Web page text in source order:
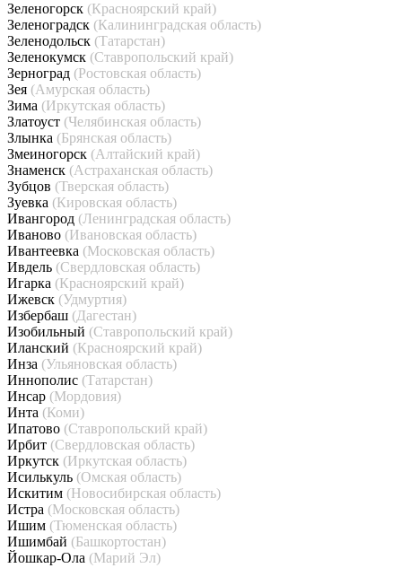
Зеленогорск (Красноярский край)
Зеленоградск (Калининградская область)
Зеленодольск (Татарстан)
Зеленокумск (Ставропольский край)
Зерноград (Ростовская область)
Зея (Амурская область)
Зима (Иркутская область)
Златоуст (Челябинская область)
Злынка (Брянская область)
Змеиногорск (Алтайский край)
Знаменск (Астраханская область)
Зубцов (Тверская область)
Зуевка (Кировская область)
Ивангород (Ленинградская область)
Иваново (Ивановская область)
Ивантеевка (Московская область)
Ивдель (Свердловская область)
Игарка (Красноярский край)
Ижевск (Удмуртия)
Избербаш (Дагестан)
Изобильный (Ставропольский край)
Иланский (Красноярский край)
Инза (Ульяновская область)
Иннополис (Татарстан)
Инсар (Мордовия)
Инта (Коми)
Ипатово (Ставропольский край)
Ирбит (Свердловская область)
Иркутск (Иркутская область)
Исилькуль (Омская область)
Искитим (Новосибирская область)
Истра (Московская область)
Ишим (Тюменская область)
Ишимбай (Башкортостан)
Йошкар-Ола (Марий Эл)